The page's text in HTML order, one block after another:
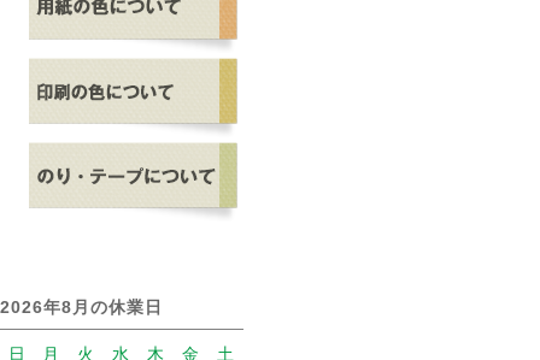
2026年8月の休業日
日 月 火 水 木 金
土